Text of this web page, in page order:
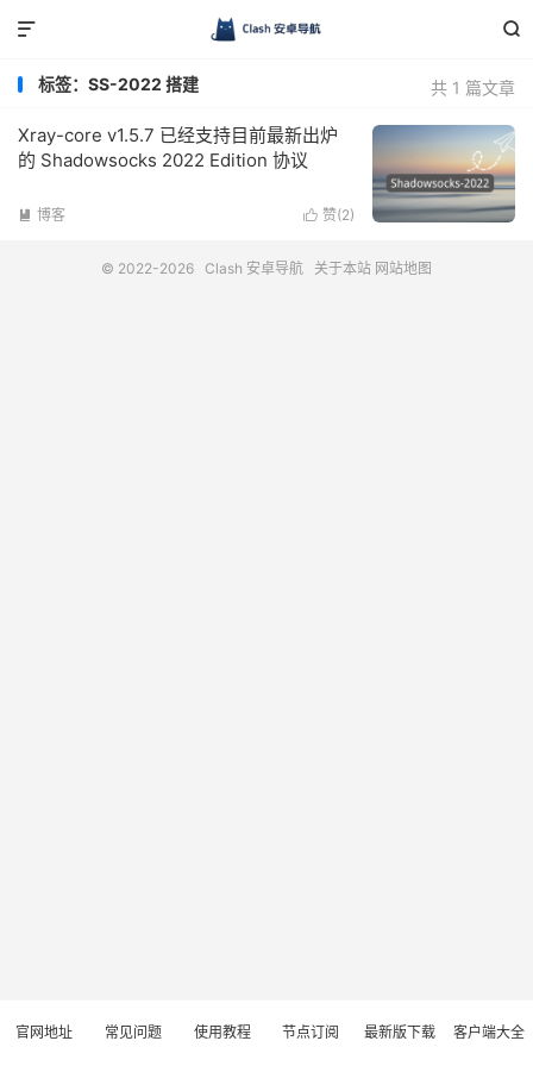


共 1 篇文章
标签：SS-2022 搭建
Xray-core v1.5.7 已经支持目前最新出炉
的 Shadowsocks 2022 Edition 协议
 赞(2)
 博客
© 2022-2026 Clash 安卓导航 关于本站 网站地图
官网地址 常见问题 使用教程 节点订阅 最新版下载 客户端大全